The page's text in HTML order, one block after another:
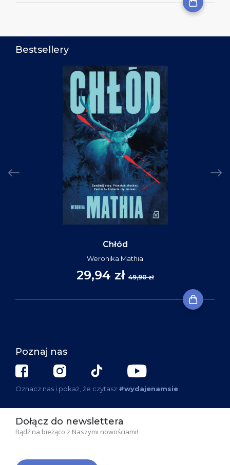
Bestsellery
Chłód
Weronika Mathia
29,94 zł 49,90 zł
Poznaj nas
Oznacz nas i pokaż, że czytasz #wydajenamsie
Dołącz do newslettera
Bądź na bieżąco z Naszymi nowościami!